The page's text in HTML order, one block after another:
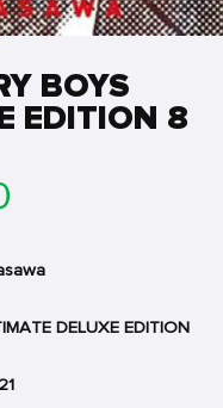
BOYS
EDITION 8
DELUXE EDITION